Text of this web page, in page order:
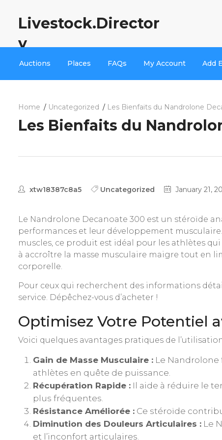
Livestock.Director
y
Auctions Places FAQs My Account Add
Home Uncategorized Les Bienfaits du Nandrolone
Les Bienfaits du
xtw18387c8a5 Uncategorized January 21,
Le Nandrolone Decanoate 300 est un stéroïde
performances et leur développement
muscles, ce produit est idéal pour les athlètes
à accroître la masse musculaire maigre tout en
corporelle.
Pour ceux qui recherchent des informations
service. Dépêchez-vous d’acheter !
Optimisez Votre Potentiel
Voici quelques avantages pratiques de
Gain de Masse Musculaire : Le
athlètes en quête de puissance.
Récupération Rapide : Il aide à réduire le
plus fréquentes.
Résistance Améliorée : Ce stéroïde
Diminution des Douleurs Articulaires : Le
et l’inconfort articulaires.